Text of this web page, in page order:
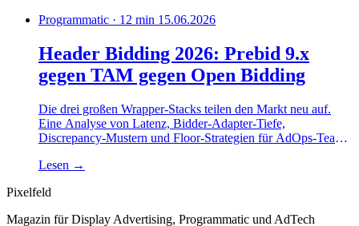
Programmatic · 12 min 15.06.2026
Header Bidding 2026: Prebid 9.x
gegen TAM gegen Open Bidding
Die drei großen Wrapper-Stacks teilen den Markt neu auf.
Eine Analyse von Latenz, Bidder-Adapter-Tiefe,
Discrepancy-Mustern und Floor-Strategien für AdOps-Teams,
Lesen →
Pixelfeld
Magazin für Display Advertising, Programmatic und AdTech